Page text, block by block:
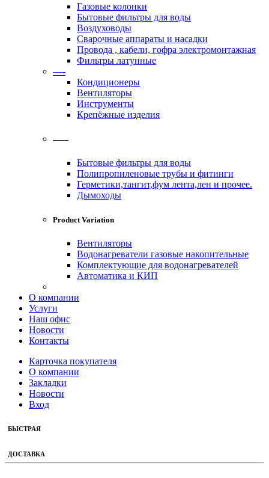
Газовые колонки
Бытовые фильтры для воды
Воздуховоды
Сварочные аппараты и насадки
Провода , кабели, гофра электромонтажная
Фильтры латунные
—-
Кондиционеры
Вентиляторы
Инструменты
Крепёжные изделия
——
Бытовые фильтры для воды
Полипропиленовые трубы и фитинги
Герметики,тангит,фум лента,лен и прочее.
Дымоходы
Product Variation
Вентиляторы
Водонагреватели газовые накопительные
Комплектующие для водонагревателей
Автоматика и КИП
О компании
Услуги
Наш офис
Новости
Контакты
Карточка покупателя
О компании
Закладки
Новости
Вход
БЫСТРАЯ
ДОСТАВКА